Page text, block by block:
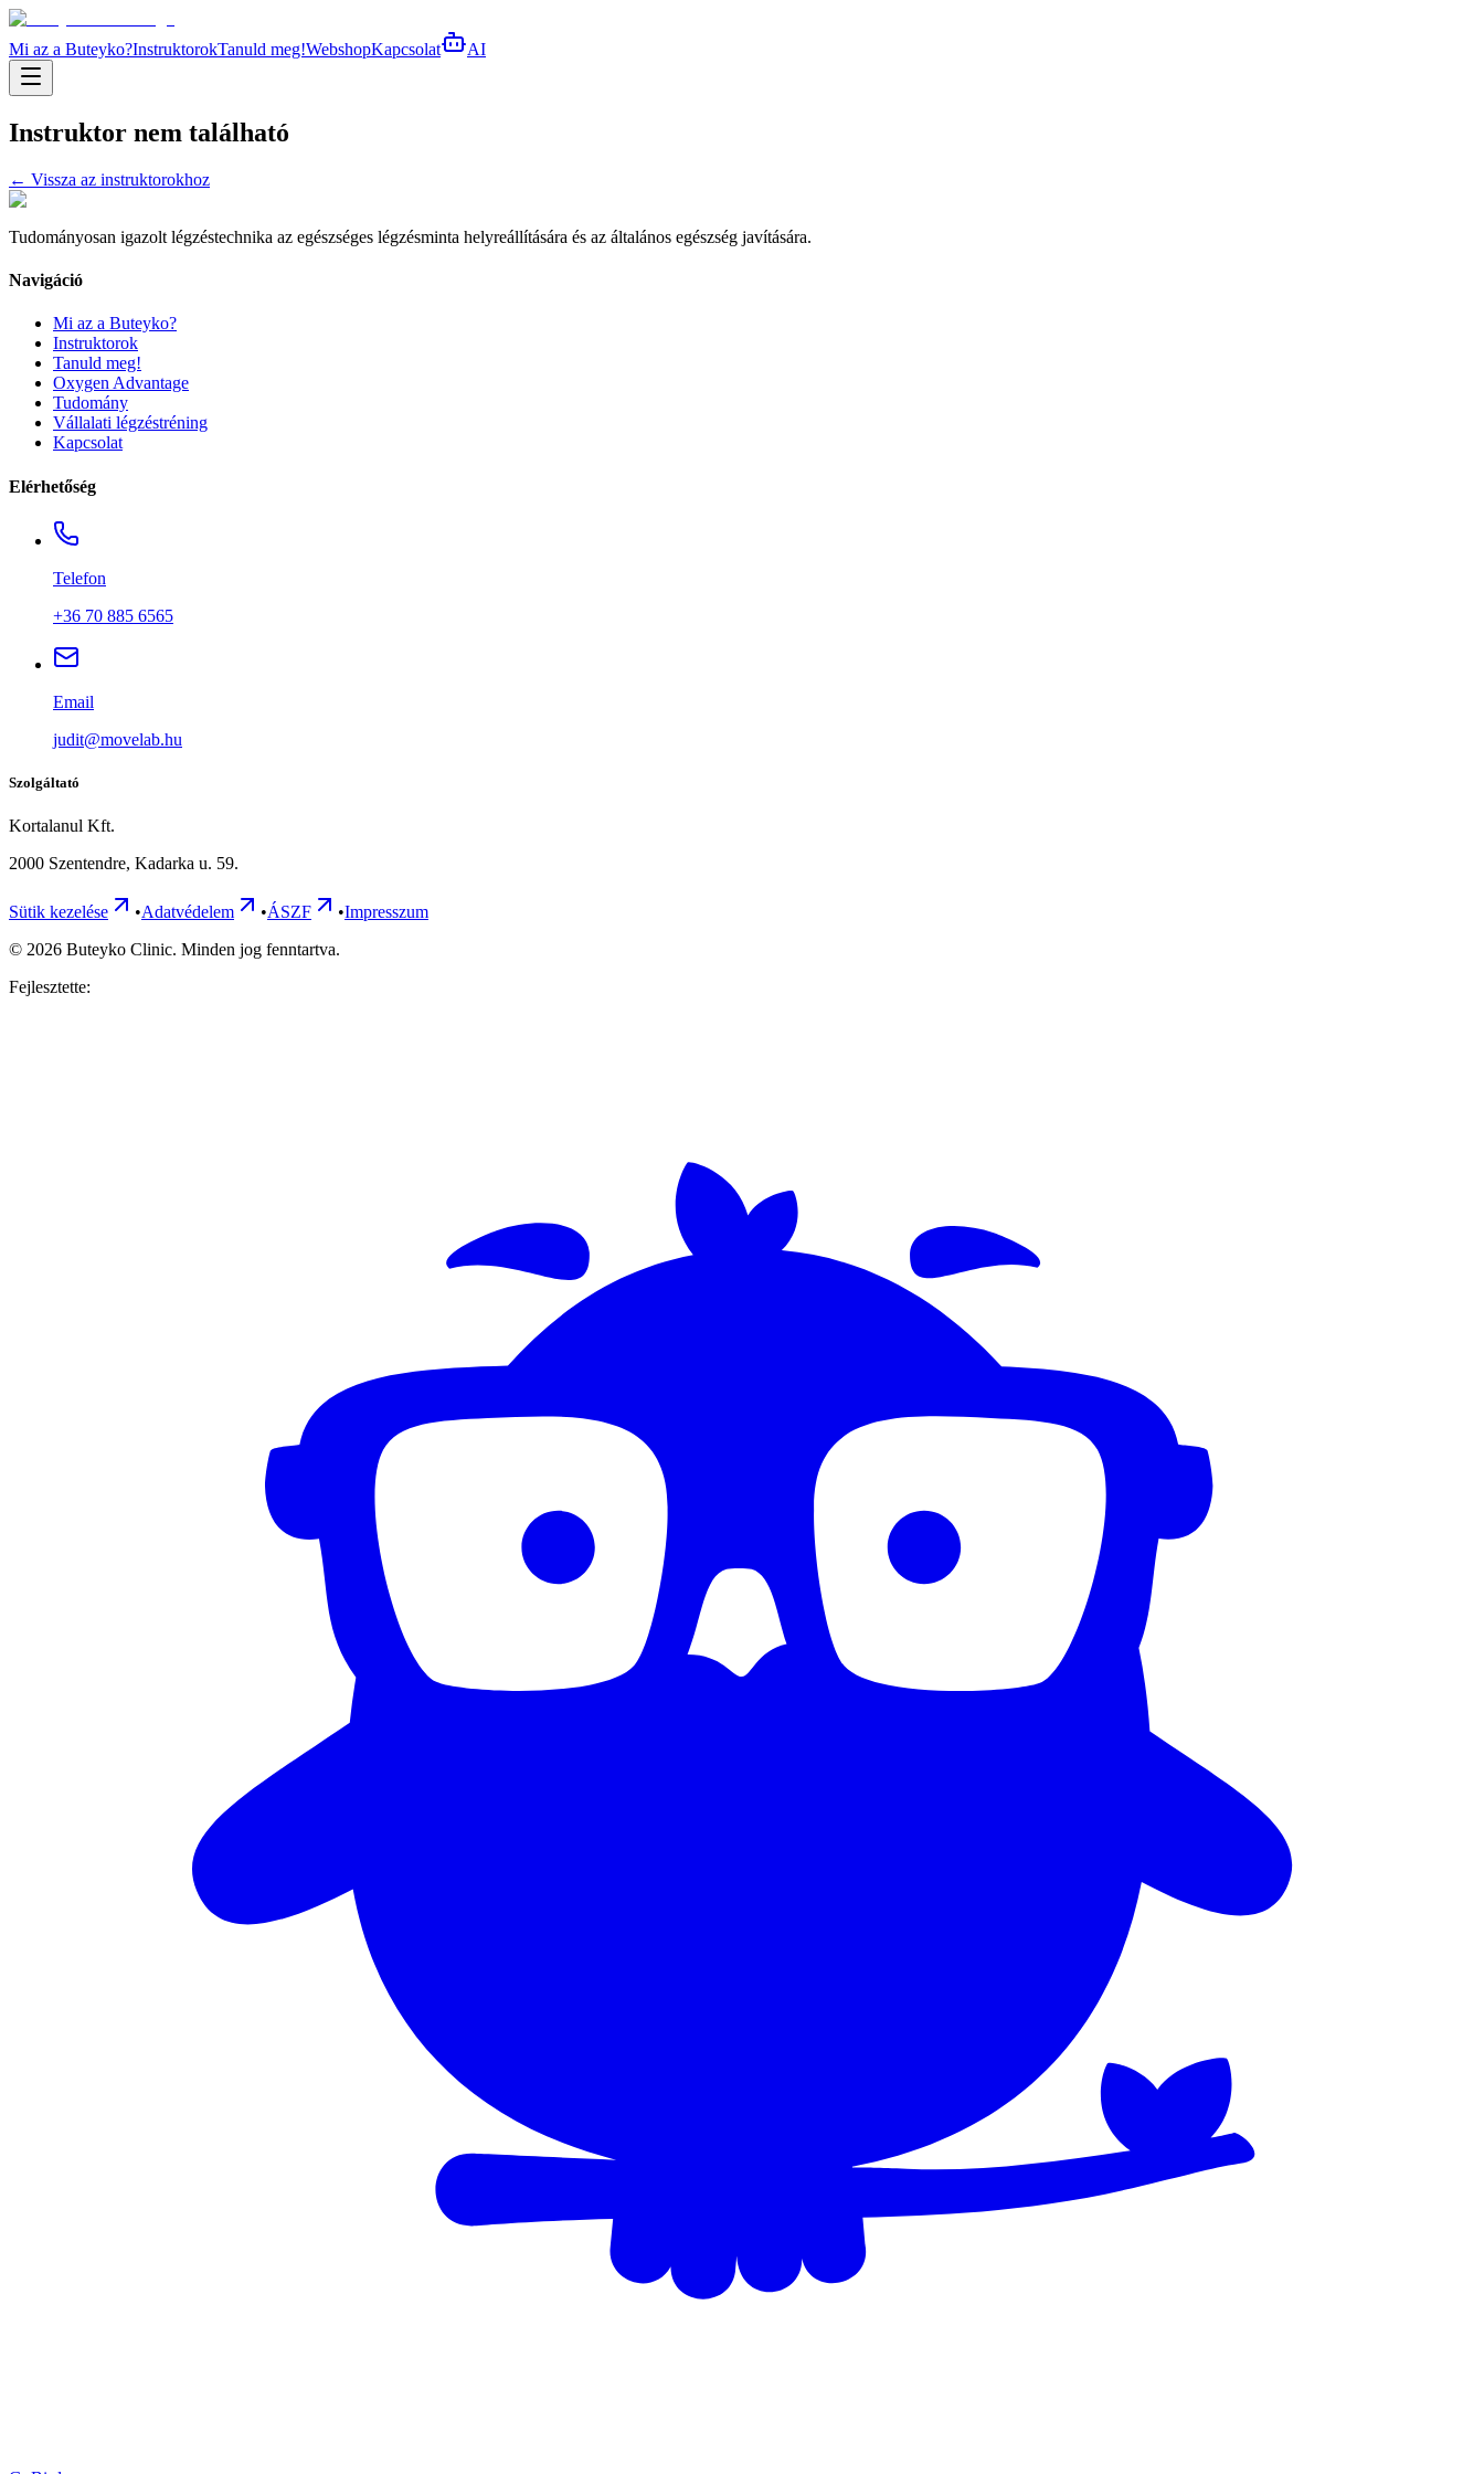
Mi az a Buteyko?InstruktorokTanuld meg!WebshopKapcsolat AI
Instruktor nem található
← Vissza az instruktorokhoz
Tudományosan igazolt légzéstechnika az egészséges légzésminta helyreállítására és az általános egészség javítására.
Navigáció
Mi az a Buteyko?
Instruktorok
Tanuld meg!
Oxygen Advantage
Tudomány
Vállalati légzéstréning
Kapcsolat
Elérhetőség
Telefon
+36 70 885 6565
Email
judit@movelab.hu
Szolgáltató
Kortalanul Kft.
2000 Szentendre, Kadarka u. 59.
Sütik kezelése •Adatvédelem •ÁSZF •Impresszum
© 2026 Buteyko Clinic. Minden jog fenntartva.
Fejlesztette: